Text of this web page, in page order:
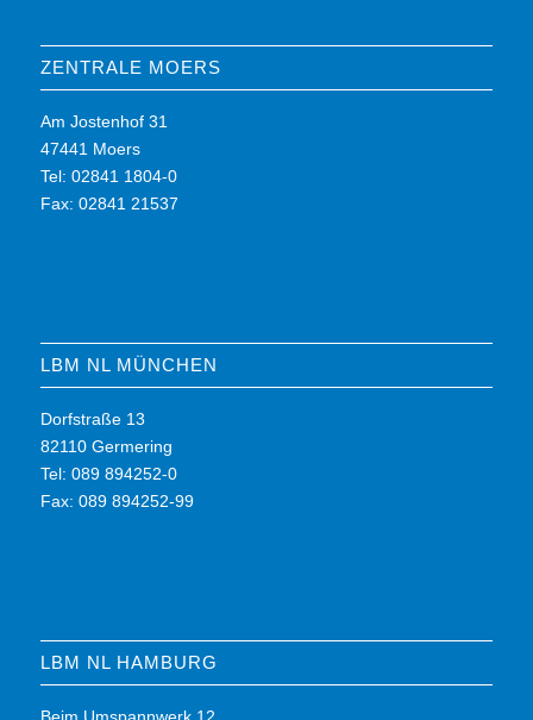
ZENTRALE MOERS
Am Jostenhof 31
47441 Moers
Tel: 02841 1804-0
Fax: 02841 21537
LBM NL MÜNCHEN
Dorfstraße 13
82110 Germering
Tel: 089 894252-0
Fax: 089 894252-99
LBM NL HAMBURG